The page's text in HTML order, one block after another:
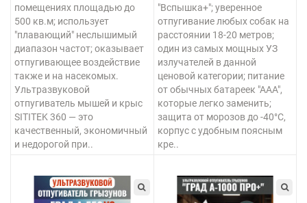
помещениях площадью до
500 кв.м; использует
"плавающий" неслышимый
диапазон частот; оказывает
отпугивающее воздействие
также и на насекомых.
Ультразвуковой
отпугиватель мышей и крыс
SITITEK 360 — это
качественный, экономичный
и недорогой при..
"Вспышка+"; уверенное
отпугивание любых собак на
расстоянии 18-20 метров;
один из самых мощных УЗ
излучателей в данной
ценовой категории; питание
от обычных батареек "ААА",
которые легко заменить;
защита от морозов до -40°C,
корпус с удобным поясным
кре..